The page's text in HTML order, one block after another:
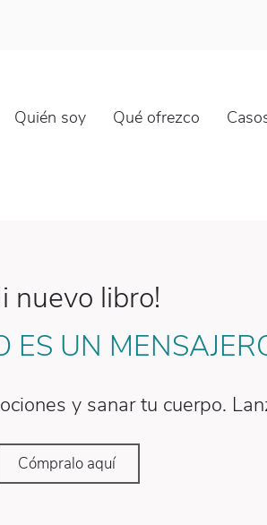
Quién soy Qué ofrezco
nuevo libro!
ES UN
y sanar tu cuerpo.
Cómpralo aquí